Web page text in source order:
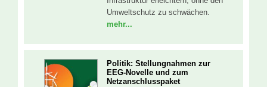
Umweltschutz zu schwächen.
mehr...
Politik: Stellungnahmen zur
EEG-Novelle und zum
Netzanschlusspaket